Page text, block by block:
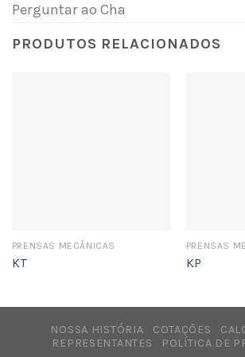
Perguntar ao Cha
PRODUTOS RELACIONADOS
PRENSAS MECÂNICAS
KT
PRENSAS
KP
NOSSA HISTÓRIA COTAÇÕES
REPRESENTANTES
POLÍTICA DE